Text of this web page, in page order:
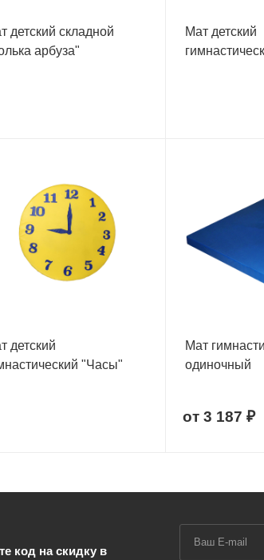
детский складной
арбуза"
Мат детский
детский
"Часы"
Мат
одиночный
от 3 187 ₽
код на скидку в